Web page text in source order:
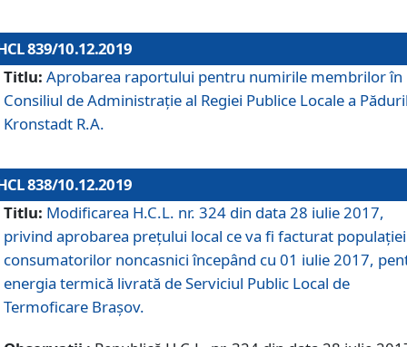
839/10.12.2019
Titlu: Aprobarea raportului pentru numirile membrilor în
Consiliul de Administraţie al Regiei Publice Locale a
Kronstadt R.A.
838/10.12.2019
Titlu: Modificarea H.C.L. nr. 324 din data 28 iulie 2017,
privind aprobarea preţului local ce va fi facturat
consumatorilor noncasnici începând cu 01 iulie 2017,
energia termică livrată de Serviciul Public Local de
Termoficare Braşov.